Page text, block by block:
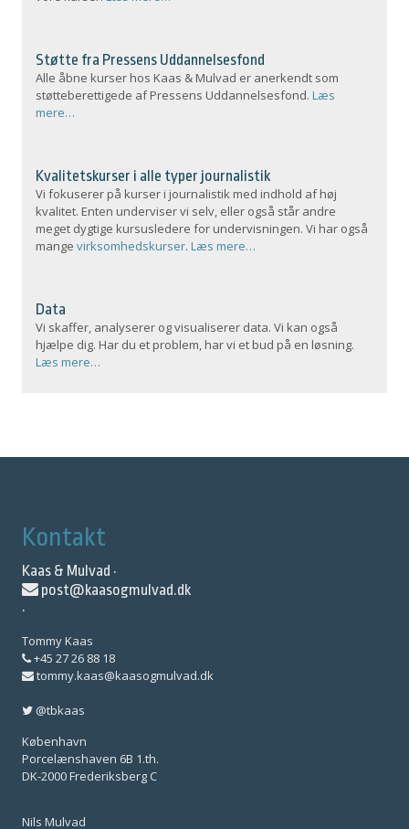
Støtte fra Pressens Uddannelsesfond
Alle åbne kurser hos Kaas & Mulvad er anerkendt som
støtteberettigede af Pressens Uddannelsesfond.Læs
mere…
Kvalitetskurser i alle typer journalistik
Vi fokuserer på kurser i journalistik med indhold af høj
kvalitet. Enten underviser vi selv, eller også står andre
meget dygtige kursusledere for undervisningen. Vi har også
mangevirksomhedskurser.Læs mere…
Data
Vi skaffer, analyserer og visualiserer data. Vi kan også
hjælpe dig. Har du et problem, har vi et bud på en løsning.
Læs mere…
Kontakt
Kaas & Mulvad ·
post@kaasogmulvad.dk
·
Tommy Kaas
+45 27 26 88 18
tommy.kaas@kaasogmulvad.dk
@tbkaas
København
Porcelænshaven 6B 1.th.
DK-2000 Frederiksberg C
Nils Mulvad